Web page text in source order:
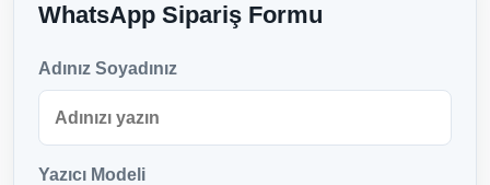
WhatsApp Sipariş Formu
Adınız Soyadınız
Yazıcı Modeli